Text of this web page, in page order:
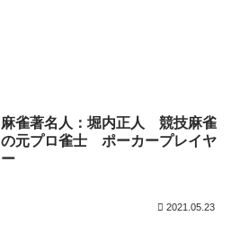
麻雀著名人：堀内正人 競技麻雀
の元プロ雀士 ポーカープレイヤ
ー
2021.05.23